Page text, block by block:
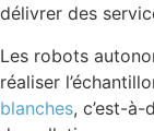
délivrer des
Les robots
réaliser
blanches, c’est-